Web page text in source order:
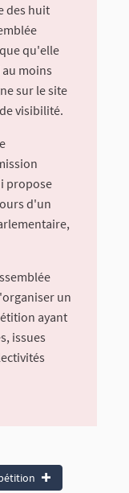
des huit
qu'elle
moins
sur le site
visibilité.
propose
d'un
un
ayant
issues